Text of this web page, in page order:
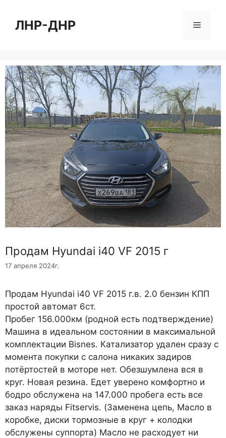
содержимому
ЛНР-ДНР Меню
Продам Hyundai i40 VF 2015 г
17 апреля 2024г.
Продам Hyundai i40 VF 2015 г.в. 2.0 бензин КПП
простой автомат 6ст.
Пробег 156.000км (родной есть подтверждение)
Машина в идеальном состоянии в максимальной
комплектации Bisnes. Катализатор удален сразу с
момента покупки с салона никаких задиров
потёртостей в моторе нет. Обезшумлена вся в
круг. Новая резина. Едет уверено комфортно и
бодро обслужена на 147.000 пробега есть все
заказ наряды Fitservis. (Заменена цепь, Масло в
коробке, диски тормозные в круг + колодки
обслужены суппорта) Масло не расходует ни